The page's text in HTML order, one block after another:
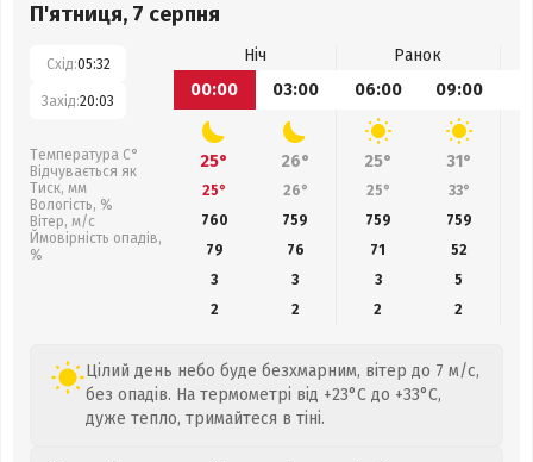
П'ятниця, 7 серпня
Схід:05:32
Захід:20:03
Температура С°
Відчувається як
Тиск, мм
Вологість, %
Вітер, м/с
Ймовірність опадів,
%
Ніч
Ранок
00:00
03:00 06:00 09:00
25° 26° 25° 31°
25° 26° 25° 33°
760
759 759 759
79
76 71 52
3
3 3
5
2
2 2 2
Цілий день небо буде безхмарним, вітер до 7 м/с,
без опадів. На термометрі від +23°C до +33°C,
дуже тепло, тримайтеся в тіні.